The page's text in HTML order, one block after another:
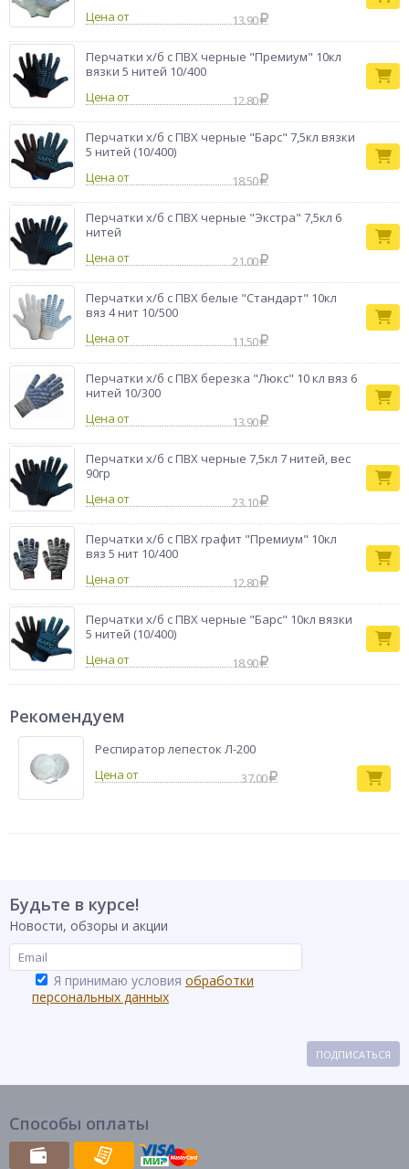
Цена от
13.90
Перчатки х/б с ПВХ черные "Премиум" 10кл
вязки 5 нитей 10/400
Цена от
12.80
Перчатки х/б с ПВХ черные "Барс" 7,5кл вязки
5 нитей (10/400)
Цена от
18.50
Перчатки х/б с ПВХ черные "Экстра" 7,5кл 6
нитей
Цена от
21.00
Перчатки х/б с ПВХ белые "Стандарт" 10кл
вяз 4 нит 10/500
Цена от
11.50
Перчатки х/б с ПВХ березка "Люкс" 10 кл вяз 6
нитей 10/300
Цена от
13.90
Перчатки х/б с ПВХ черные 7,5кл 7 нитей, вес
90гр
Цена от
23.10
Перчатки х/б с ПВХ графит "Премиум" 10кл
вяз 5 нит 10/400
Цена от
12.80
Перчатки х/б с ПВХ черные "Барс" 10кл вязки
5 нитей (10/400)
Цена от
18.90
Рекомендуем
Респиратор лепесток Л-200
37.00
Будьте в курсе!
Новости, обзоры и акции
Я принимаю условия обработки
персональных данных
ПОДПИСАТЬСЯ
Способы оплаты